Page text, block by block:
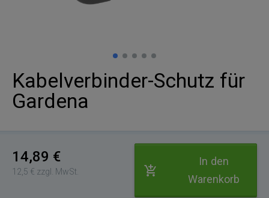
Kabelverbinder-Schutz für
Gardena
14,89 €
12,5 € zzgl. MwSt.
In den
Warenkorb